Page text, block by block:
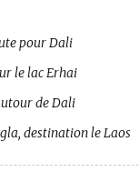
pour Dali
le lac Erhai
de Dali
destination le Laos